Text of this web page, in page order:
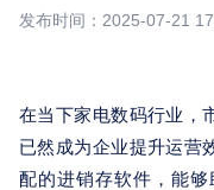
解决方案
下载
购买
发布时间：2025-07-
在当下家电数码行业，
已然成为企业提升运营
配的进销存软件，能